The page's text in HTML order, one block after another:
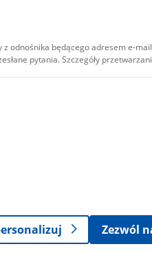
odnośnika będącego adresem e-
pytania. Szczegóły
Zezwól